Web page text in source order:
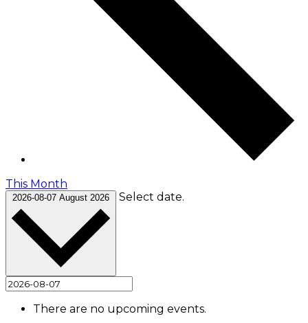
This Month
2026-08-07 August 2026 Select date.
There are no upcoming events.